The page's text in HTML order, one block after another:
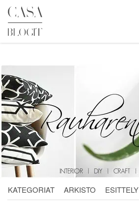
Skip
content
KATEGORIAT ARKISTO ESITTELY